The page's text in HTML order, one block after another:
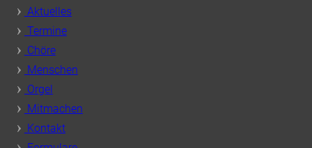
Aktuelles
Termine
Chöre
Menschen
Orgel
Mitmachen
Kontakt